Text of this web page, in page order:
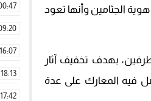
الجثامين وأنها تعود
بهدف تخفيف آثار
فيه المعارك على عدة
16:07
18:13
17:42